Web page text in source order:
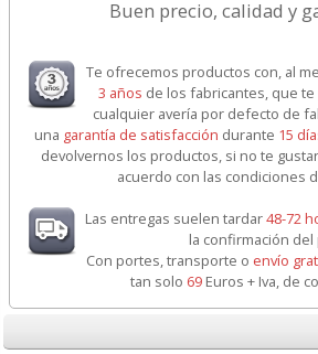
Buen precio, calidad y
Te ofrecemos productos con, al
3 años de los fabricantes, que
cualquier avería por defecto de
una garantía de satisfacción durante 15
devolvernos los productos, si no te
acuerdo con las condiciones
Las entregas suelen tardar48-72
la confirmación del
Con portes, transporte o envío
tan solo 69Euros + Iva, de